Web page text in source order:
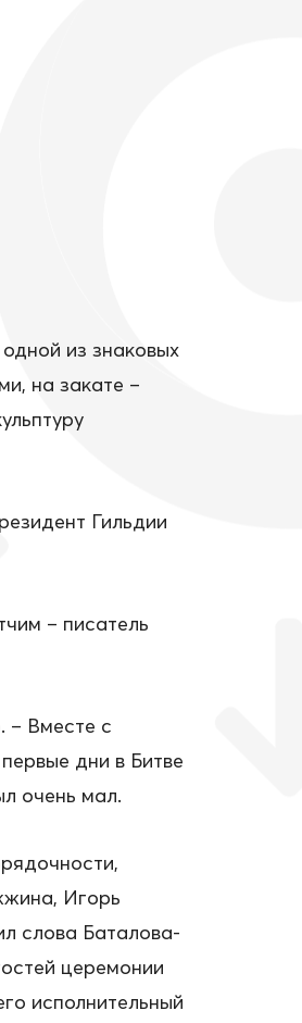
из знаковых
на закате –
Гильдии
– писатель
– Вместе с
дни в Битве
очень мал.
Игорь
слова Баталова-
церемонии
исполнительный